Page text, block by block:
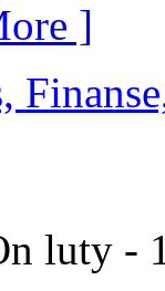
]
luty -